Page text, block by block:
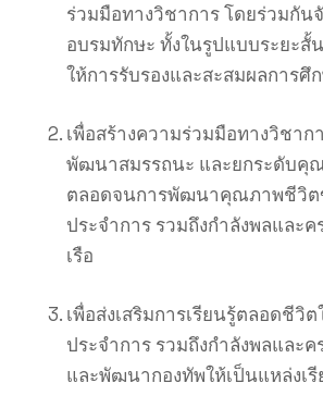
ร่วมมือทางวิชาการ โดยร่วมกัน
อบรมทักษะ ทั้งในรูปแบบระยะสั้
ให้การรับรองและสะสมผลการศึ
เพื่อสร้างความร่วมมือทางวิชาก
พัฒนาสมรรถนะ และยกระดับคุ
ตลอดจนการพัฒนาคุณภาพชีวิต
ประจำการ รวมถึงกำลังพลและ
เรือ
เพื่อส่งเสริมการเรียนรู้ตลอดชีวิ
ประจำการ รวมถึงกำลังพลและค
และพัฒนากองทัพให้เป็นแหล่งเ